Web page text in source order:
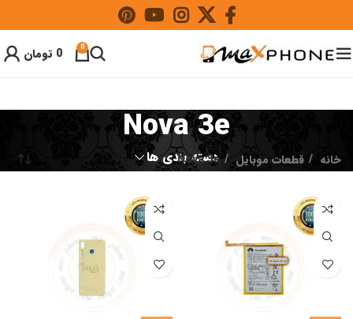
0
0 تومان
Nova 3e
دسته بندی ها خانه قطعات موبایل Nova 3e